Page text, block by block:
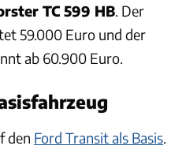
TC 599 HB. Der
59.000 Euro und der
ab 60.900 Euro.
den Ford Transit als Basis.